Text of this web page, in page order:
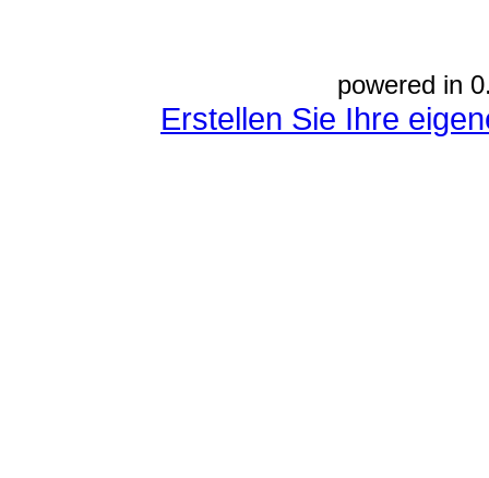
powered in
Erstellen Sie Ihre